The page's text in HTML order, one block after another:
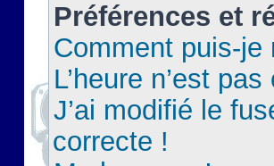
Préférences et
Comment puis-je
L’heure n’est
J’ai modifié le
correcte !